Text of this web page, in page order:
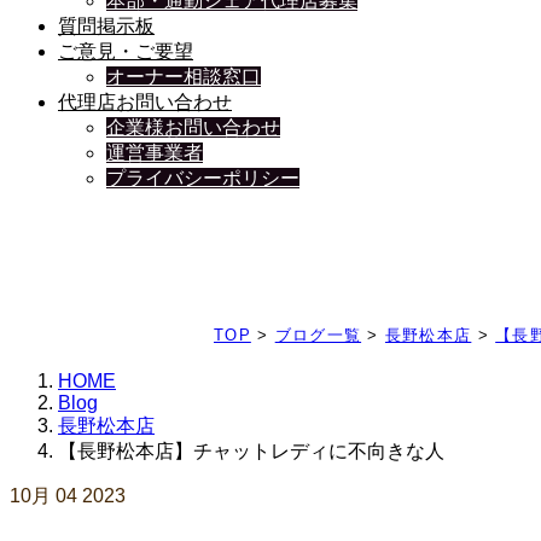
質問掲示板
ご意見・ご要望
オーナー相談窓口
代理店お問い合わせ
企業様お問い合わせ
運営事業者
プライバシーポリシー
TOP > ブログ一覧 > 長野松本店 > 【長
HOME
Blog
長野松本店
【長野松本店】チャットレディに不向きな人
10月 04 2023